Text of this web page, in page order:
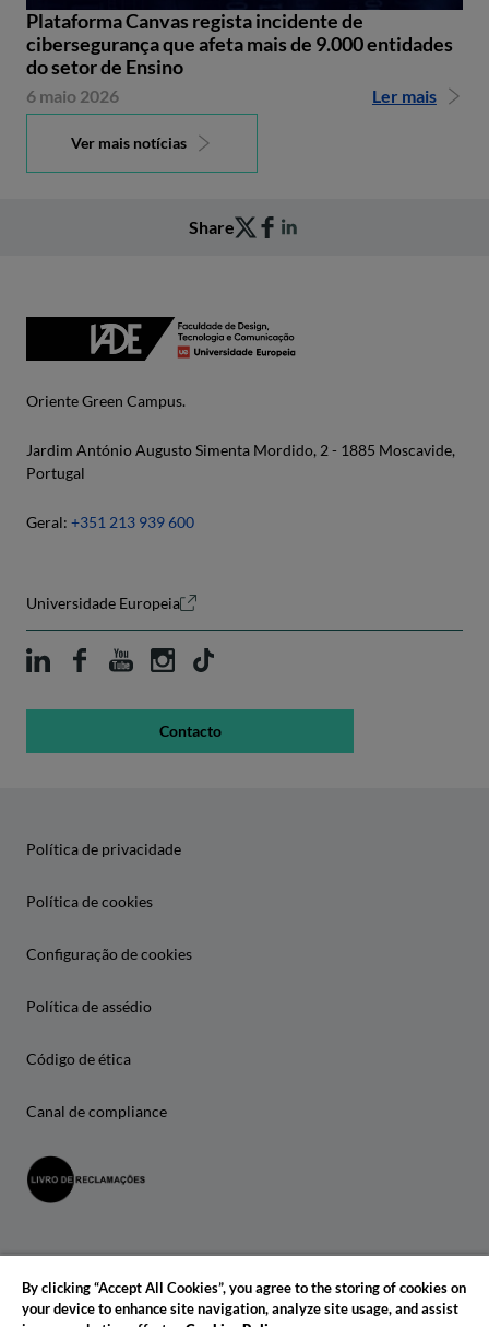
Plataforma Canvas regista incidente de
cibersegurança que afeta mais de 9.000 entidades
do setor de Ensino
6 maio 2026 Ler mais
Ver mais notícias
Share
Oriente Green Campus.
Jardim António Augusto Simenta Mordido, 2 - 1885 Moscavide,
Portugal
Geral: +351 213 939 600
Universidade Europeia
Contacto
Política de privacidade
Política de cookies
Configuração de cookies
Política de assédio
Código de ética
Canal de compliance
By clicking “Accept All Cookies”, you agree to the storing of cookies on
your device to enhance site navigation, analyze site usage, and assist